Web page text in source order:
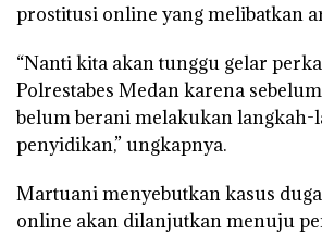
prostitusi online yang melibatkan
“Nanti kita akan tunggu gelar
Polrestabes Medan karena
belum berani melakukan langkah-
penyidikan,” ungkapnya.
Martuani menyebutkan kasus
online akan dilanjutkan menuju